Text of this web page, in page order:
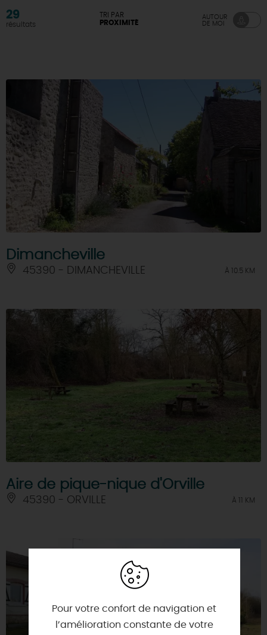
29
résultats
TRI PAR
PROXIMITÉ
AUTOUR
DE MOI
Dimancheville
45390 - DIMANCHEVILLE À 10.5 KM
Aire de pique-nique d'Orville
45390 - ORVILLE À 11 KM
Pour votre confort de navigation et
l’amélioration constante de votre